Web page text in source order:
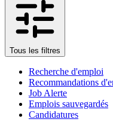
Tous les filtres
Recherche d'emploi
Recommandations
Job Alerte
Emplois sauvegardés
Candidatures